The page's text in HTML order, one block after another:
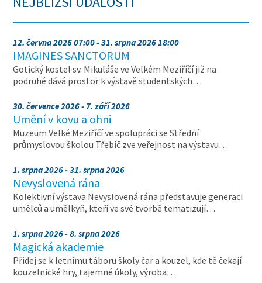
12. června 2026 07:00 - 31. srpna 2026 18:00
IMAGINES SANCTORUM
Gotický kostel sv. Mikuláše ve Velkém Meziříčí již na
podruhé dává prostor k výstavě studentských…
30. července 2026 - 7. září 2026
Umění v kovu a ohni
Muzeum Velké Meziříčí ve spolupráci se Střední
průmyslovou školou Třebíč zve veřejnost na výstavu…
1. srpna 2026 - 31. srpna 2026
Nevyslovená rána
Kolektivní výstava Nevyslovená rána představuje generaci
umělců a umělkyň, kteří ve své tvorbě tematizují…
1. srpna 2026 - 8. srpna 2026
Magická akademie
Přidej se k letnímu táboru školy čar a kouzel, kde tě čekají
kouzelnické hry, tajemné úkoly, výroba…